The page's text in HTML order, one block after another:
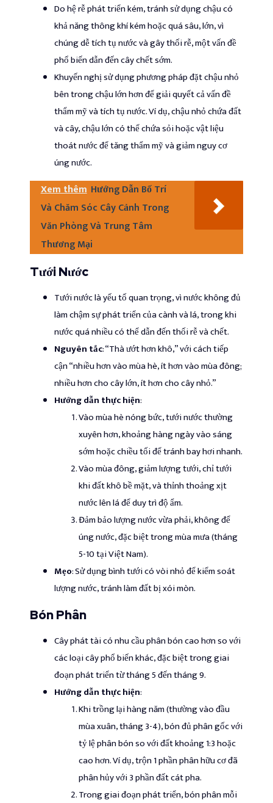
Do hệ rễ phát triển kém, tránh sử dụng chậu có
khả năng thông khí kém hoặc quá sâu, lớn, vì
chúng dễ tích tụ nước và gây thối rễ, một vấn đề
phổ biến dẫn đến cây chết sớm.
Khuyến nghị sử dụng phương pháp đặt chậu nhỏ
bên trong chậu lớn hơn để giải quyết cả vấn đề
thẩm mỹ và tích tụ nước. Ví dụ, chậu nhỏ chứa đất
và cây, chậu lớn có thể chứa sỏi hoặc vật liệu
thoát nước để tăng thẩm mỹ và giảm nguy cơ
úng nước.
Xem thêm Hướng Dẫn Bố Trí
Và Chăm Sóc Cây Cảnh Trong
Văn Phòng Và Trung Tâm
Thương Mại
Tưới Nước
Tưới nước là yếu tố quan trọng, vì nước không đủ
làm chậm sự phát triển của cành và lá, trong khi
nước quá nhiều có thể dẫn đến thối rễ và chết.
Nguyên tắc: “Thà ướt hơn khô,” với cách tiếp
cận “nhiều hơn vào mùa hè, ít hơn vào mùa đông;
nhiều hơn cho cây lớn, ít hơn cho cây nhỏ.”
Hướng dẫn thực hiện:
Vào mùa hè nóng bức, tưới nước thường
xuyên hơn, khoảng hàng ngày vào sáng
sớm hoặc chiều tối để tránh bay hơi nhanh.
Vào mùa đông, giảm lượng tưới, chỉ tưới
khi đất khô bề mặt, và thỉnh thoảng xịt
nước lên lá để duy trì độ ẩm.
Đảm bảo lượng nước vừa phải, không để
úng nước, đặc biệt trong mùa mưa (tháng
5-10 tại Việt Nam).
Mẹo: Sử dụng bình tưới có vòi nhỏ để kiểm soát
lượng nước, tránh làm đất bị xói mòn.
Bón Phân
Cây phát tài có nhu cầu phân bón cao hơn so với
các loại cây phổ biến khác, đặc biệt trong giai
đoạn phát triển từ tháng 5 đến tháng 9.
Hướng dẫn thực hiện:
Khi trồng lại hàng năm (thường vào đầu
mùa xuân, tháng 3-4), bón đủ phân gốc với
tỷ lệ phân bón so với đất khoảng 1:3 hoặc
cao hơn. Ví dụ, trộn 1 phần phân hữu cơ đã
phân hủy với 3 phần đất cát pha.
Trong giai đoạn phát triển, bón phân mỗi